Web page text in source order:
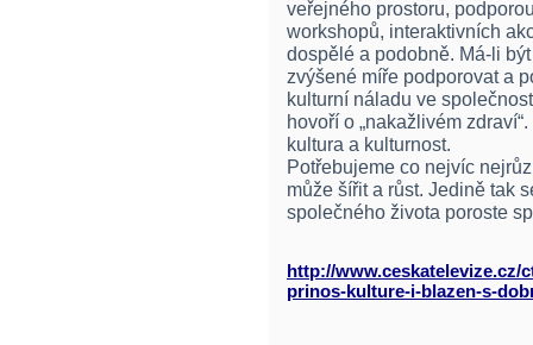
veřejného prostoru,
workshopů, interaktivních
dospělé a podobně. Má-li
zvýšené míře podporovat a
kulturní náladu ve
hovoří o „nakažlivém
kultura a kulturnost.
Potřebujeme co nejvíc
může šířit a růst. Jedině tak
společného života poroste
http://www.ceskatelevize.cz/
prinos-kulture-i-blazen-s-